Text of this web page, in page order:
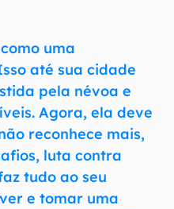
uma
até sua cidade
pela névoa e
Agora, ela deve
reconhece mais,
luta contra
tudo ao seu
e tomar uma